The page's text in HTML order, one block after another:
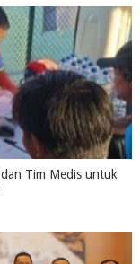
Tim Medis untuk